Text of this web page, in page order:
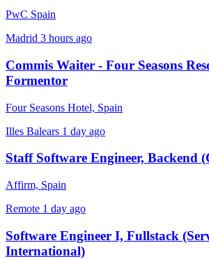
PwC Spain
Madrid 3 hours ago
Commis Waiter - Four Seasons
Formentor
Four Seasons Hotel, Spain
Illes Balears 1 day ago
Staff Software Engineer, Backend
Affirm, Spain
Remote 1 day ago
Software Engineer I, Fullstack
International)